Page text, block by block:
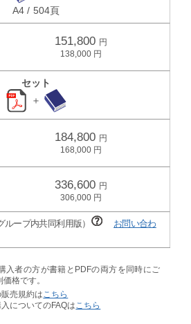
A4 / 504頁
151,800
138,000
セット
＋
184,800
168,000
336,600
306,000
ループ内共同利用版）
お問い合わ
入者の方が書籍とPDFの両方を同時にご
格です。
売規約は こちら
についてのFAQは こちら